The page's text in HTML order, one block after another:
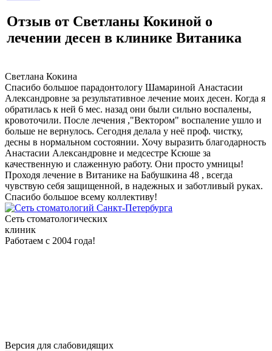
звонок
клиники
Отзыв от Светланы Кокиной о
лечении десен в клинике Витаника
Светлана Кокина
Спасибо большое парадонтологу Шамариной Анастасии
Александровне за результативное лечение моих десен. Когда я
обратилась к ней 6 мес. назад они были сильно воспалены,
кровоточили. После лечения ,"Вектором" воспаление ушло и
больше не вернулось. Сегодня делала у неё проф. чистку,
десны в нормальном состоянии. Хочу выразить благодарность
Анастасии Александровне и медсестре Ксюше за
качественную и слаженную работу. Они просто умницы!
Проходя лечение в Витанике на Бабушкина 48 , всегда
чувствую себя защищенной, в надежных и заботливый руках.
Спасибо большое всему коллективу!
Сеть стоматологических
клиник
Работаем с 2004 года!
Версия для слабовидящих